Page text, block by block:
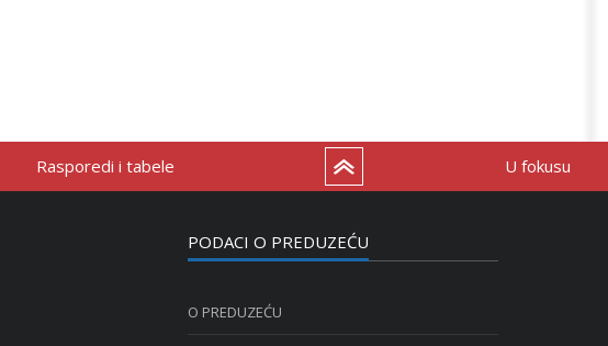
Rasporedi i tabele U fokusu
PODACI O PREDUZEĆU
O PREDUZEĆU